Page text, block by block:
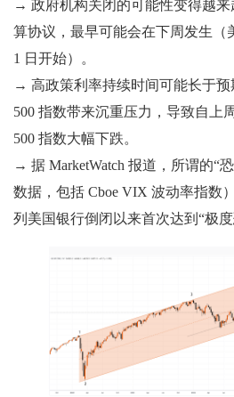
→ 政府机构关闭的可能性变得越
算协议，最早可能会在下周发生（
1 日开始）。
→ 高政策利率持续时间可能长于
500 指数带来沉重压力，导致自上
500 指数大幅下跌。
→ 据 MarketWatch 报道，所谓的“
数据，包括 Cboe VIX 波动率指数
列美国银行倒闭以来首次达到“极度